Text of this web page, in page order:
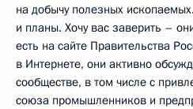
на добычу полезных
и планы. Хочу вас заверить –
есть на сайте Правительства
в Интернете, они активно
сообществе, в том числе с
союза промышленников и